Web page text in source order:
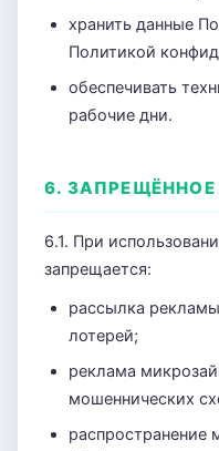
хранить данные
Политикой
обеспечивать
рабочие дни.
6.
6.1. При
запрещается:
рассылка
лотерей;
реклама
мошеннических
распространение